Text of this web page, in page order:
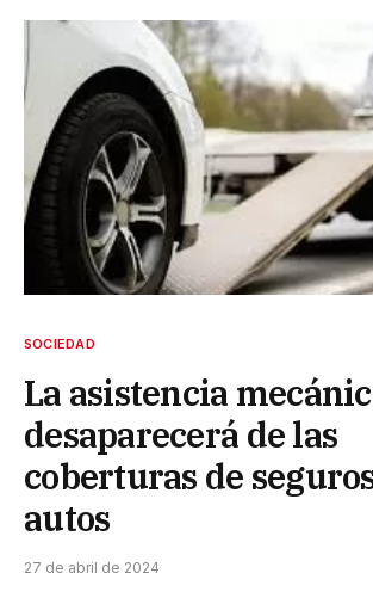
SOCIEDAD
La asistencia
desaparecerá de las
coberturas de
autos
27 de abril de 2024